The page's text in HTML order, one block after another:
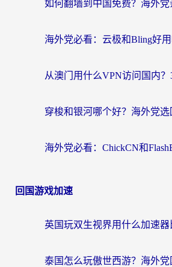
回国游戏加速